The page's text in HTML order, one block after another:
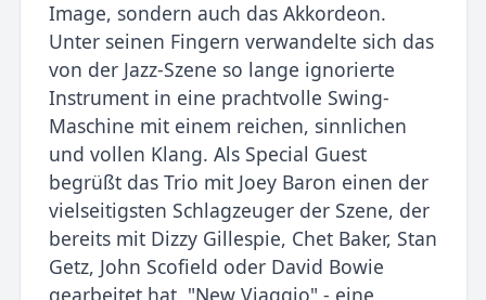
Image, sondern auch das Akkordeon.
Unter seinen Fingern verwandelte sich das
von der Jazz-Szene so lange ignorierte
Instrument in eine prachtvolle Swing-
Maschine mit einem reichen, sinnlichen
und vollen Klang. Als Special Guest
begrüßt das Trio mit Joey Baron einen der
vielseitigsten Schlagzeuger der Szene, der
bereits mit Dizzy Gillespie, Chet Baker, Stan
Getz, John Scofield oder David Bowie
gearbeitet hat. "New Viaggio" - eine